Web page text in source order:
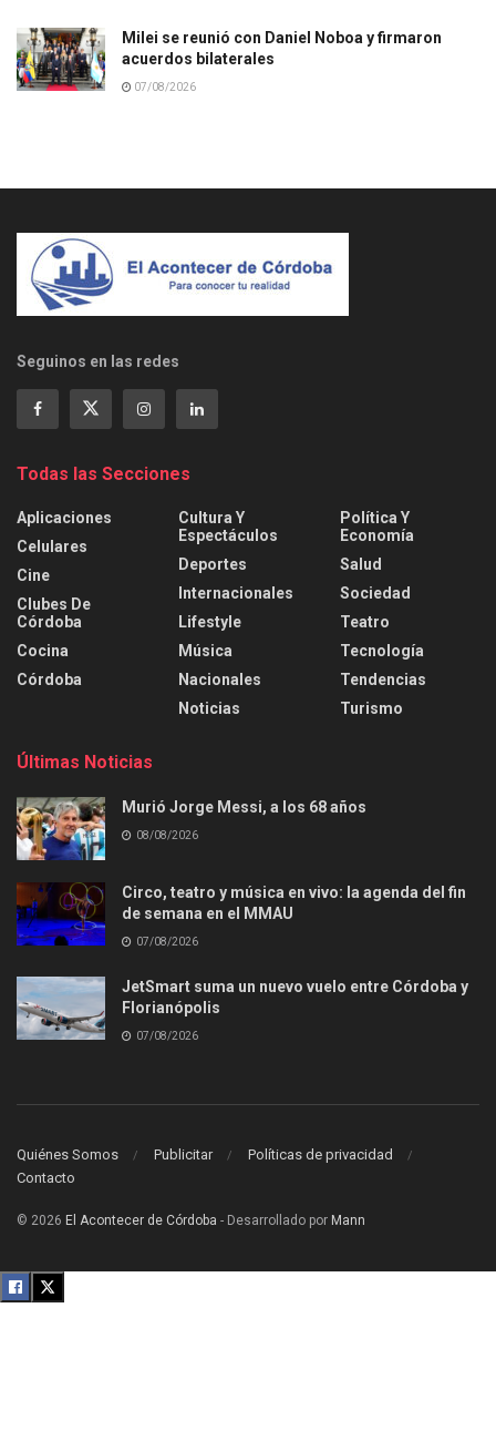
Milei se reunió con Daniel Noboa y firmaron
acuerdos bilaterales
07/08/2026
Seguinos en las redes
Todas las Secciones
Aplicaciones
Celulares
Cine
Clubes De
Córdoba
Cocina
Córdoba
Cultura Y
Espectáculos
Deportes
Internacionales
Lifestyle
Música
Nacionales
Noticias
Política Y
Economía
Salud
Sociedad
Teatro
Tecnología
Tendencias
Turismo
Últimas Noticias
Murió Jorge Messi, a los 68 años
08/08/2026
Circo, teatro y música en vivo: la agenda del fin
de semana en el MMAU
07/08/2026
JetSmart suma un nuevo vuelo entre Córdoba y
Florianópolis
07/08/2026
Quiénes Somos Publicitar
Políticas de privacidad
Contacto
© 2026 El Acontecer de Córdoba - Desarrollado por Mann